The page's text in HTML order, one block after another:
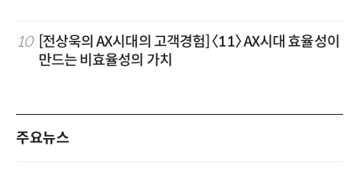
10
[전상욱의 AX시대의 고객경험] 〈11〉 AX시대 효율성이
만드는 비효율성의 가치
주요뉴스